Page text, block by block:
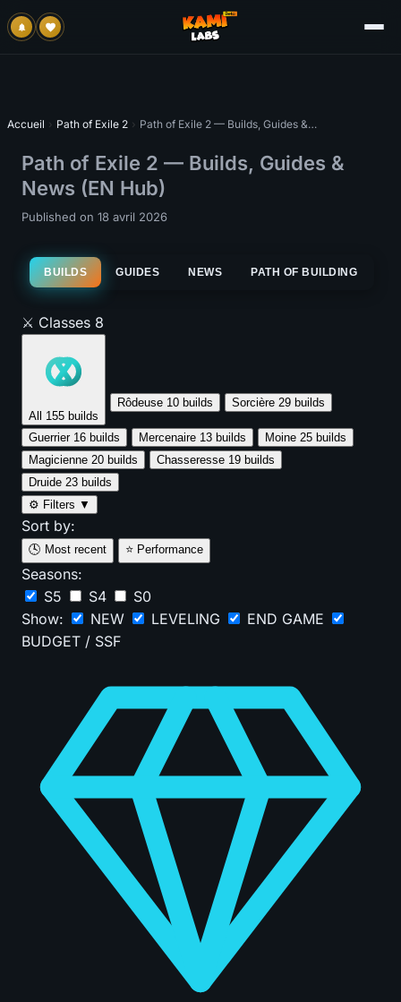
Accueil › Path of Exile 2 › Path of Exile 2 — Builds, Guides & News (EN Hub)
Path of Exile 2 — Builds, Guides &
News (EN Hub)
Published on 18 avril 2026
BUILDS GUIDES NEWS PATH OF BUILDING
⚔️ Classes 8
All 155 builds
Rôdeuse 10 builds Sorcière 29 builds
Guerrier 16 builds Mercenaire 13 builds Moine 25 builds
Magicienne 20 builds Chasseresse 19 builds
Druide 23 builds
⚙️ Filters ▼
Sort by:
🕓 Most recent ⭐ Performance
Seasons:
S5
S4
S0
Show:
NEW LEVELING
END GAME
BUDGET / SSF